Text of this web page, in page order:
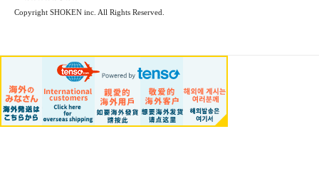
Copyright SHOKEN inc. All Rights Reserved.